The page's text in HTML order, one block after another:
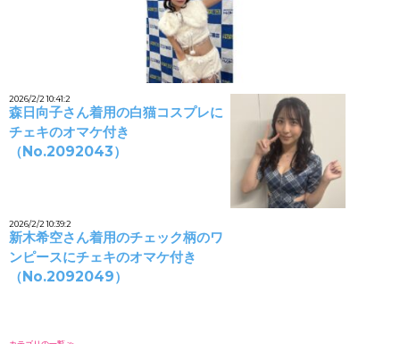
2026/2/2 10:41:2
森日向子さん着用の白猫コスプレに
チェキのオマケ付き
（No.2092043）
2026/2/2 10:39:2
新木希空さん着用のチェック柄のワ
ンピースにチェキのオマケ付き
（No.2092049）